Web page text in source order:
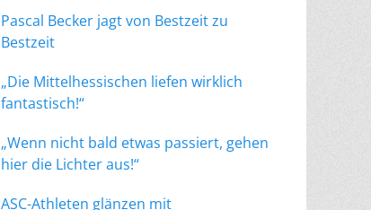
Pascal Becker jagt von Bestzeit zu
Bestzeit
„Die Mittelhessischen liefen wirklich
fantastisch!“
„Wenn nicht bald etwas passiert, gehen
hier die Lichter aus!“
ASC-Athleten glänzen mit